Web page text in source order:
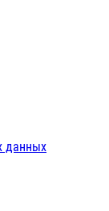
данных